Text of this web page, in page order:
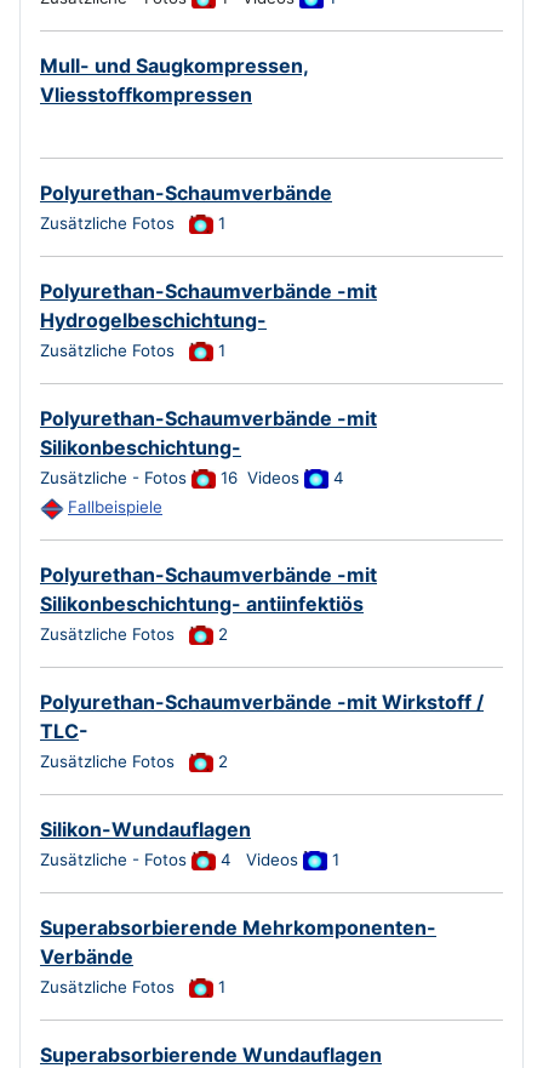
Mull- und Saugkompressen,
Vliesstoffkompressen
Polyurethan-Schaumverbände
Zusätzliche Fotos 1
Polyurethan-Schaumverbände -mit
Hydrogelbeschichtung-
Zusätzliche Fotos 1
Polyurethan-Schaumverbände -mit
Silikonbeschichtung-
Zusätzliche - Fotos 16 Videos
4
Fallbeispiele
Polyurethan-Schaumverbände -mit
Silikonbeschichtung- antiinfektiös
Zusätzliche Fotos 2
Polyurethan-Schaumverbände -mit Wirkstoff /
TLC-
Zusätzliche Fotos 2
Silikon-Wundauflagen
Zusätzliche - Fotos 4 Videos 1
Superabsorbierende Mehrkomponenten-
Verbände
Zusätzliche Fotos 1
Superabsorbierende Wundauflagen